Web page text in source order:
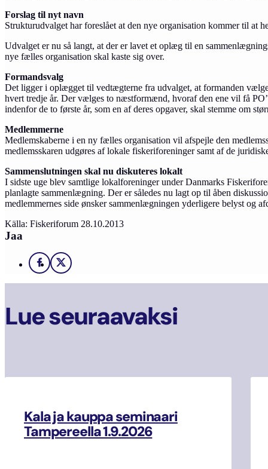
Forslag til nyt navn
Strukturudvalget har foreslået at den nye organisation kommer til
Udvalget er nu så langt, at der er lavet et oplæg til en
nye fælles organisation skal kaste sig over.
Formandsvalg
Det ligger i oplægget til vedtægterne fra udvalget, at formanden
hvert tredje år. Der vælges to næstformænd, hvoraf den ene vil få
indenfor de to første år, som en af deres opgaver, skal stemme om
Medlemmerne
Medlemskaberne i en ny fælles organisation vil afspejle den
medlemsskaren udgøres af lokale fiskeriforeninger samt af de
Sammenslutningen skal nu diskuteres lokalt
I sidste uge blev samtlige lokalforeninger under Danmarks
planlagte sammenlægning. Der er således nu lagt op til åben
medlemmernes side ønsker sammenlægningen yderligere belyst og
Källa: Fiskeriforum 28.10.2013
Jaa
Facebook
X
Lue seuraavaksi
Kala ja kauppa seminaari
Tampereella 1.9.2026